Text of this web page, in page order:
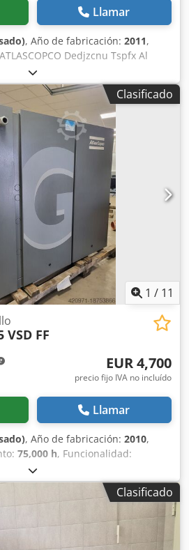
Llamar
, Año de fabricación: 2011,
Dedjzcnu Tspfx Al
NÚMERO DE SERIE: API658180
75 CAUDAL (m3/min): 14,68
(FUNCIONAMIENTO/TOTAL):
sí SECADOR INTEGRADO: no
(AIRE/AGUA): aire
no DOCUMENTACIÓN: no
USADO
Clasificado
1 / 11
VSD FF
EUR 4,700
precio fijo IVA no incluído
Llamar
, Año de fabricación: 2010,
75,000 h, Funcionalidad:
, Compresor de 55 kW con secador
frecuencia. Estado muy bueno.
de 3 meses. DwjdjvClasificado